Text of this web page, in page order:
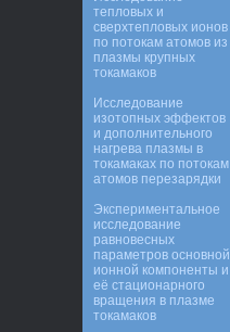
тепловых и
сверхтепловых ионов
по потокам атомов из
плазмы крупных
токамаков
Исследование
изотопных эффектов
и дополнительного
нагрева плазмы в
токамаках по потокам
атомов перезарядки
Экспериментальное
исследование
равновесных
параметров основной
ионной компоненты и
её стационарного
вращения в плазме
токамаков